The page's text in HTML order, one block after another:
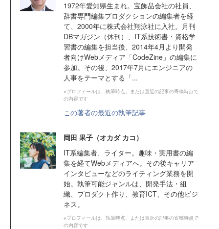
1972年愛知県生まれ。宝飾品会社の社員、
辞書専門編集プロダクションの編集者を経
て、2000年に株式会社翔泳社に入社。月刊
DBマガジン（休刊）、IT系技術書・資格学
習書の編集を担当後、2014年4月より開発
者向けWebメディア「CodeZine」の編集に
参加。その後、2017年7月にエンジニアの
人事をテーマとする「...
※プロフィールは、執筆時点、または直近の記事の寄稿時点で
の内容です
この著者の最近の執筆記事
岡田 果子（オカダ カコ）
IT系編集者、ライター。趣味・実用書の編
集を経てWebメディアへ。その後キャリア
インタビューなどのライティング業務を開
始。執筆可能ジャンルは、開発手法・組
織、プロダクト作り、教育ICT、その他ビジ
ネス。
※プロフィールは、執筆時点、または直近の記事の寄稿時点で
の内容です